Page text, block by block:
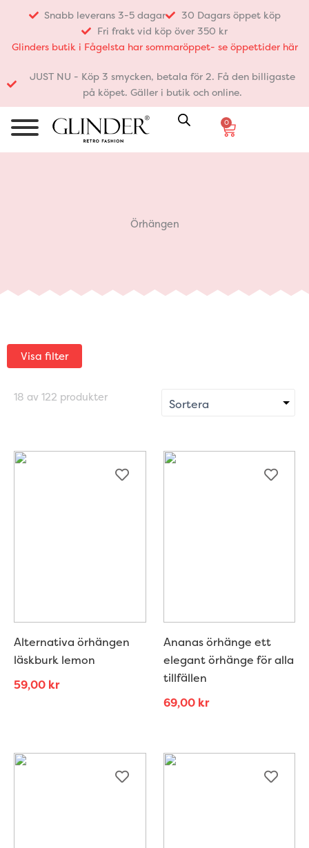
innehåll
Snabb leverans 3-5 dagar
30 Dagars öppet köp
Fri frakt vid köp över 350 kr
Glinders butik i Fågelsta har sommaröppet- se öppettider här
JUST NU - Köp 3 smycken, betala för 2. Få den billigaste
på köpet. Gäller i butik och online.
0
Varukorg
Örhängen
Visa filter
18 av 122 produkter
Alternativa örhängen
läskburk lemon
59,00 kr
Ananas örhänge ett
elegant örhänge för alla
tillfällen
69,00 kr